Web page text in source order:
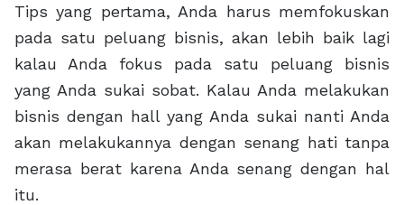
Tips yang pertama, Anda harus memfokuskan
pada satu peluang bisnis, akan lebih baik lagi
kalau Anda fokus pada satu peluang bisnis
yang Anda sukai sobat. Kalau Anda melakukan
bisnis dengan hall yang Anda sukai nanti Anda
akan melakukannya dengan senang hati tanpa
merasa berat karena Anda senang dengan hal
itu.